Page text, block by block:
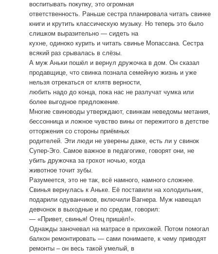
воспитывать покупку, это огромная
ответственность. Раньше сестра планировала читать свинке
книги и крутить классическую музыку. Но теперь это было
слишком выразительно — сидеть на
кухне, одиноко курить и читать свинье Мопассана. Сестра
всякий раз срывалась в слёзы.
А муж Аньки пошёл и вернул дружочка в дом. Он сказал
продавщице, что свинка познала семейную жизнь и уже
нельзя отрекаться от клятв верности,
любить надо до конца, пока нас не разлучат чумка или
более выгодное предложение.
Многие свиноводы утверждают, свинкам неведомы метания,
бессонница и ложное чувство вины от пережитого в детстве
отторжения со стороны приёмных
родителей. Эти люди не уверены даже, есть ли у свинок
Супер-Эго. Самое важное в педагогике, говорят они, не
убить дружочка за грохот ночью, когда
животное точит зубы.
Разумеется, это не так, всё намного, намного сложнее.
Свинья вернулась к Аньке. Её поставили на холодильник,
подарили одуванчиков, включили Вагнера. Муж навещал
девчонок в выходные и по средам, говорил:
— «Привет, свинья! Отец пришёл!».
Однажды заночевал на матрасе в прихожей. Потом помогал
балкон ремонтировать — сами понимаете, к чему приводят
ремонты – он весь такой умелый, в